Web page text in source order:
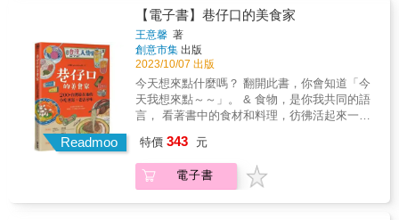
有7,748個村里，其中台北市有456個里，金馬
地區則有59個村。這是書寫地址時，總是被省
略的區位，也是經常被遺忘的觀看尺度。此書
系以「村庄里」出發，與團隊實際踏查、探索
微小範圍內的「地方」，讓「認識」不止於旅
遊的三天兩夜，而能看見一地縱貫的時間軸、
居民一日橫向的生活切片。 每個地方都需要故
事，才能定位和對外述說自己是誰。我們將人
和地的故事，濃縮成一本可以塞在口袋隨身攜
度的微觀地理學誌&mdash;&mdash;因為小，
而更得以發現意料之外的事。 Micro makes
macro. ▲最微觀的文化誌：除了選舉和納稅，
／高市圖讀書會帶領人 &
自然，喜歡分享生活上的美好，不是專門的文
史工作者或生態研究者，我們只是業餘但熱愛
生活的實踐者。 廖德嵩： 《柴山漫遊》是一本
柴山自然生態的書籍；是一本地圖賞玩指南；
一本介紹了人文歷史傳說故事；還是一本提醒
山野玩樂的安全的教戰守則。它就是一本柴山
百科全書，帶著大家與自然和諧相處，引導讀
者發現柴山的神秘與美麗。 名人推薦 李偉文◎
牙醫師／作家／環保志工 許順傑◎成大醫院兼
任的急診醫師／腎臟科專科醫師／毒物科醫師
／有品味的⼩吃專家／植物學研究者／文史工
作者／生態研究者 廖德嵩◎馬卡道導覽解說協
會創會理事長／生態解說環境教育志工／柴山
國際：從平地到1800公尺上帝的植物園，將新
竹變身為三層樓的無牆美術館，翻轉新竹觀光
命運的神奇之作。 在成功讓新竹走向國際觀光
的舞台後，國際策展人暨跨界作家黃莉翔更在
往後的紐約經驗中，不只看見新竹、更看見台
灣有更多與世界連結的可能：台灣，是一座被
海洋圍繞的無牆美術館，因為無牆，所以創意
無限。 台灣正積極走向全世界，《走進無牆美
術館》連結紐約的忠實紀錄， 證明唯有突破空
方的關鍵之鑰。 &
Readmoo
【電子書】巷仔口的美食家
王意馨 著
創意市集 出版
2023/10/07 出版
今天想來點什麼嗎？ 翻開此書，你會知道「今
天我想來點～～」。 & 食物，是你我共同的語
言， 看著書中的食材和料理，彷彿活起來一
飯的口味、名稱南北各異。在北部、中部稱為
滷肉飯，是用刀切碎後再滷；在南部則稱作肉
臊飯，先用機器絞碎後而滷。 ‧輕提、慢移、用
特價 343 元
電子書